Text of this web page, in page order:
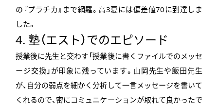
の『プラチカ』まで網羅。高3夏には偏差値70に到達しま
した。
4. 塾（エスト）でのエピソード
授業後に先生と交わす「授業後に書くファイルでのメッセ
ージ交換」が印象に残っています。山岡先生や飯田先生
が、自分の弱点を細かく分析して一言メッセージを書いて
くれるので、密にコミュニケーションが取れて良かったで